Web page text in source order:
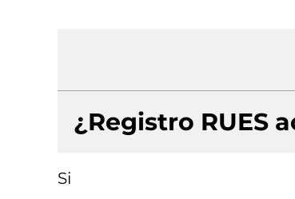
¿Registro RUES
Si